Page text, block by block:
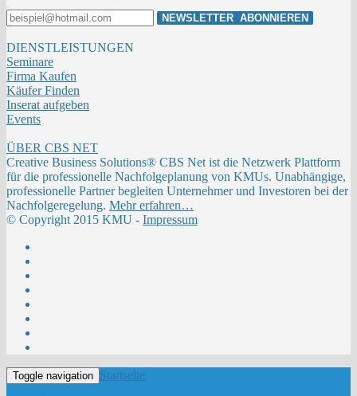
DIENSTLEISTUNGEN
Seminare
Firma Kaufen
Käufer Finden
Inserat aufgeben
Events
ÜBER CBS NET
Creative Business Solutions® CBS Net ist die Netzwerk Plattform
für die professionelle Nachfolgeplanung von KMUs. Unabhängige,
professionelle Partner begleiten Unternehmer und Investoren bei der
Nachfolgeregelung. Mehr erfahren…
© Copyright 2015 KMU - Impressum
Toggle navigation Startseite